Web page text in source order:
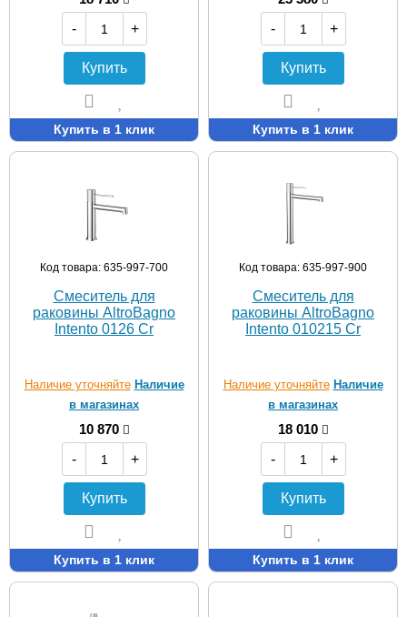
-
+
Купить
Купить в 1 клик
-
+
Купить
Купить в 1 клик
Код товара: 635-997-700
Смеситель для
раковины AltroBagno
Intento 0126 Cr
Наличие уточняйте Наличие
в магазинах
10 870
-
+
Купить
Купить в 1 клик
Код товара: 635-997-900
Смеситель для
раковины AltroBagno
Intento 010215 Cr
Наличие уточняйте Наличие
в магазинах
18 010
-
+
Купить
Купить в 1 клик